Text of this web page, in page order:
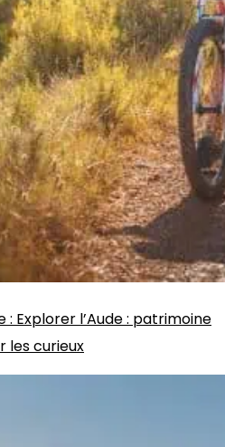
: Explorer l’Aude : patrimoine
les curieux